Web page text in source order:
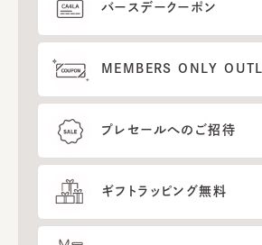
バースデークーポン
MEMBERS ONLY
プレセールへのご招待
ギフトラッピング無料